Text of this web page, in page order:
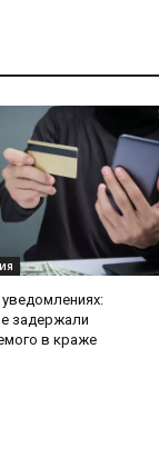
задержали
в краже